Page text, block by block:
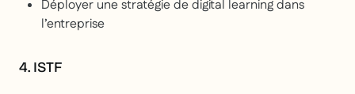
Déployer une stratégie de digital learning dans
l’entreprise
4. ISTF